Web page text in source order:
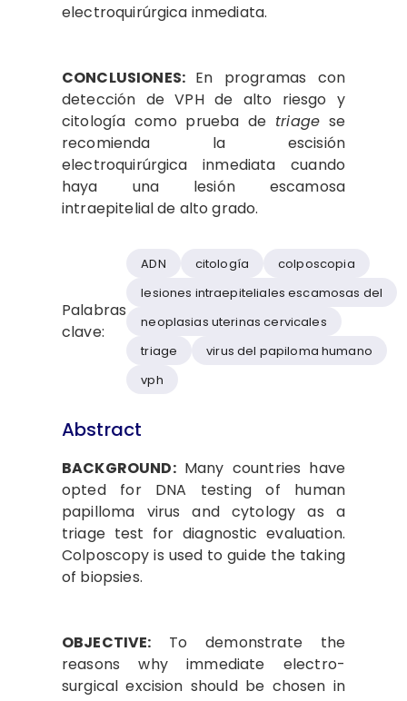
electroquirúrgica inmediata.
CONCLUSIONES: En programas con
detección de VPH de alto riesgo y
citología como prueba de triagese
recomienda la escisión
electroquirúrgica inmediata cuando
haya una lesión escamosa
intraepitelial de alto grado.
Palabras
clave:
ADN citología
colposcopia
lesiones intraepiteliales escamosas del
neoplasias uterinas cervicales
triage
virus del papiloma humano
vph
Abstract
BACKGROUND:Many countries have
opted for DNA testing of human
papilloma virus and cytology as a
triage test for diagnostic evaluation.
Colposcopy is used to guide the taking
of biopsies.
OBJECTIVE: To demonstrate the
reasons why immediate electro-
surgical excision should be chosen in